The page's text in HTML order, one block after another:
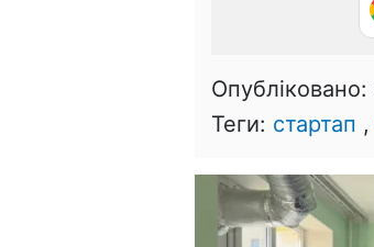
Опубліковано:
Теги: стартап ,